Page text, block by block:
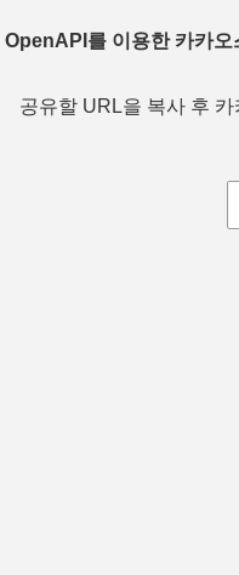
OpenAPI를 이용한 카카오
공유할 URL을 복사 후